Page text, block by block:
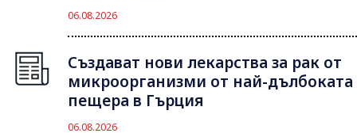
06.08.2026
Създават нови лекарства за рак от
микроорганизми от най-дълбоката
пещера в Гърция
06.08.2026